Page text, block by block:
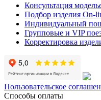
Консультация
Подбор изделия On-
Индивидуальный
Групповые и VIP
Корректировка
Пользовательское
Способы оплаты